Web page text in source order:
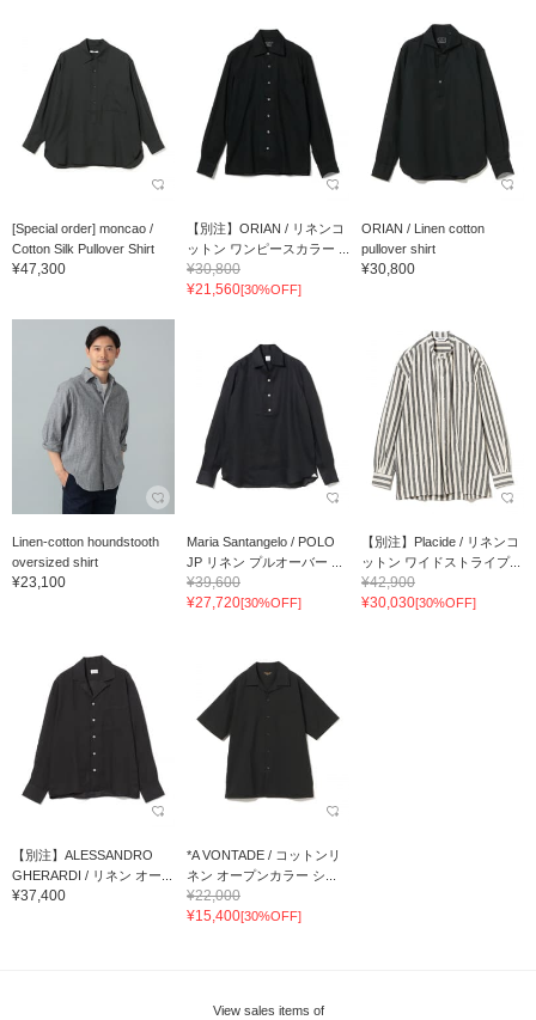
[Special order] moncao /
Cotton Silk Pullover Shirt
¥47,300
【別注】ORIAN / リネンコ
ットン ワンピースカラー ...
¥30,800
¥21,560[30%OFF]
ORIAN / Linen cotton
pullover shirt
¥30,800
Linen-cotton houndstooth
oversized shirt
¥23,100
Maria Santangelo / POLO
JP リネン プルオーバー ...
¥39,600
¥27,720[30%OFF]
【別注】Placide / リネンコ
ットン ワイドストライプ...
¥42,900
¥30,030[30%OFF]
【別注】ALESSANDRO
GHERARDI / リネン オー...
¥37,400
*A VONTADE / コットンリ
ネン オープンカラー シ...
¥22,000
¥15,400[30%OFF]
View sales items of